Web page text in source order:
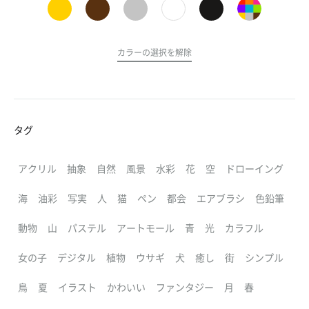
カラーの選択を解除
タグ
アクリル 抽象 自然 風景 水彩 花 空 ドローイング
海 油彩 写実 人 猫 ペン 都会 エアブラシ 色鉛筆
動物 山 パステル アートモール 青 光 カラフル
女の子 デジタル 植物 ウサギ 犬 癒し 街 シンプル
鳥 夏 イラスト かわいい ファンタジー 月 春